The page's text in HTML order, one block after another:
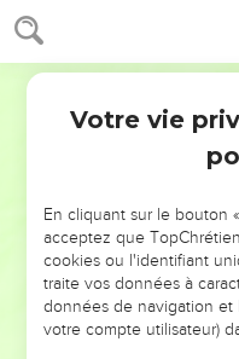
NE MANQUEZ
DE
ET SI LEURS
Votre vie
En cliquant sur le bouton
acceptez que
cookies ou l'identifiant
traite vos données à
données de navigation et
votre compte utilisateur)